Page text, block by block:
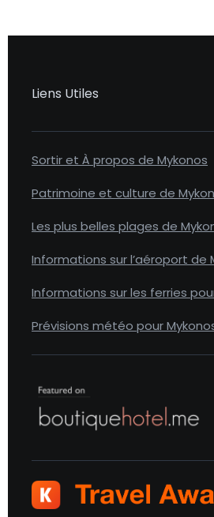
Liens Utiles
Sortir et À propos de Mykonos
Patrimoine et culture de
Les plus belles plages de
Informations sur l’aéroport de
Informations sur les ferries
Prévisions météo pour